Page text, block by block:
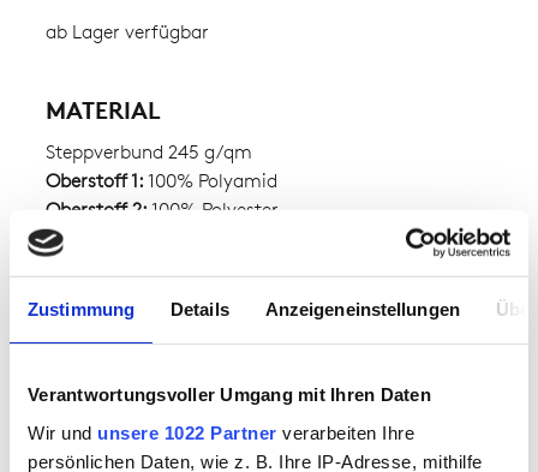
Zustimmung Details Anzeigeneinstellungen
Verantwortungsvoller Umgang mit Ihren Daten
Wir und unsere 1022 Partner verarbeiten Ihre
persönlichen Daten, wie z. B. Ihre IP-Adresse, mithilfe
ab Lager verfügbar
MATERIAL
Steppverbund 245 g/qm
Oberstoff 1: 100% Polyamid
Oberstoff 2: 100% Polyester
MATERIALGEWICHT